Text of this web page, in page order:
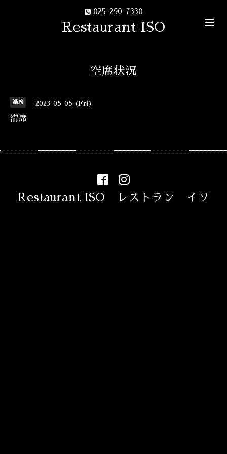
025-290-7330
Restaurant ISO
空席状況
満席 2023-05-05 (Fri)
満席
Restaurant ISO レストラン イソ